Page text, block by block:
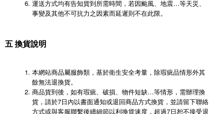
運送方式均有告知貨到所需時間，若因颱風、地震…等天災、
事變及其他不可抗力之因素而延遲則不在此限。
五 換貨說明
本網站商品屬服飾類，基於衛生安全考量，除瑕疵品情形外其
餘無法退換貨。
商品貨到後，如有瑕疵、破損、物件短缺…等情形，需辦理換
貨，請於7日內以書面通知或退回商品方式換貨，並請留下聯絡
方式或與客服聯繫後續細節以利換貨速度，超過7日恕不接受退